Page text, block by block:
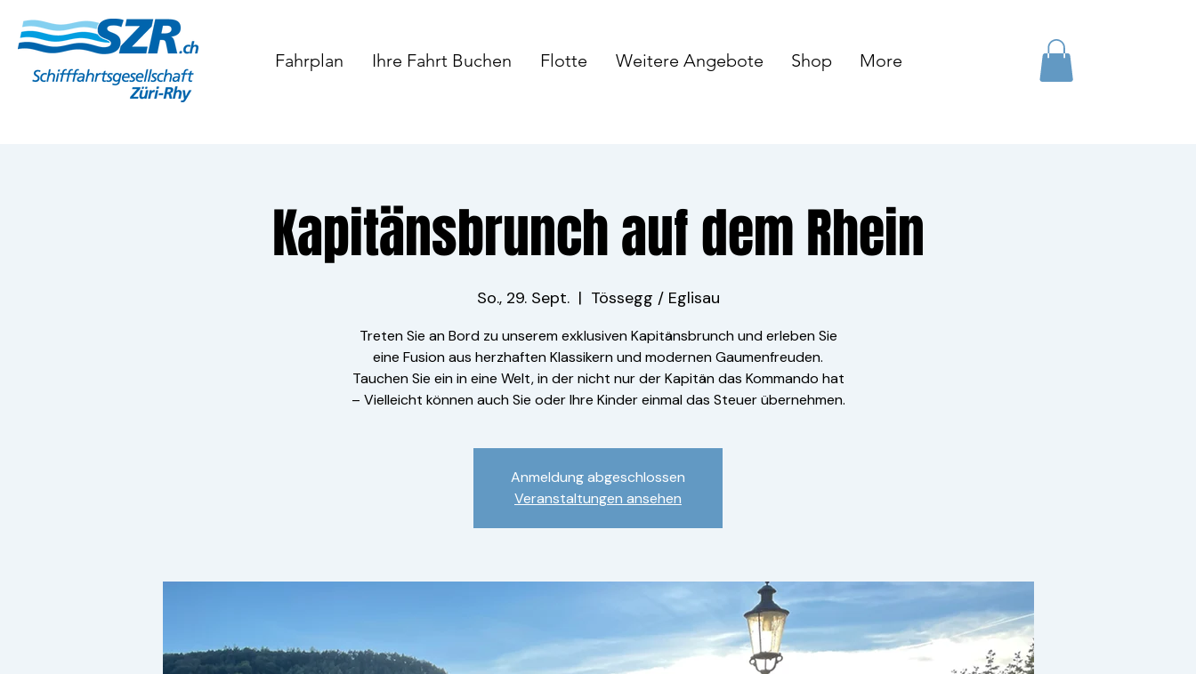
Fahrplan Ihre Fahrt Buchen Flotte Weitere Angebote Shop More
Kapitänsbrunch auf dem Rhein
So., 29. Sept.
  |
Tössegg / Eglisau
Treten Sie an Bord zu unserem exklusiven Kapitänsbrunch und erleben Sie
eine Fusion aus herzhaften Klassikern und modernen Gaumenfreuden.
Tauchen Sie ein in eine Welt, in der nicht nur der Kapitän das Kommando hat
– Vielleicht können auch Sie oder Ihre Kinder einmal das Steuer übernehmen.
Anmeldung abgeschlossen
Veranstaltungen ansehen